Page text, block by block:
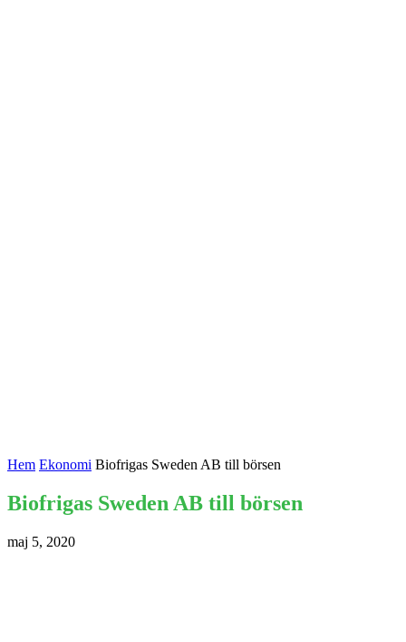
Hem Ekonomi Biofrigas Sweden AB till börsen
Biofrigas Sweden AB till börsen
maj 5, 2020